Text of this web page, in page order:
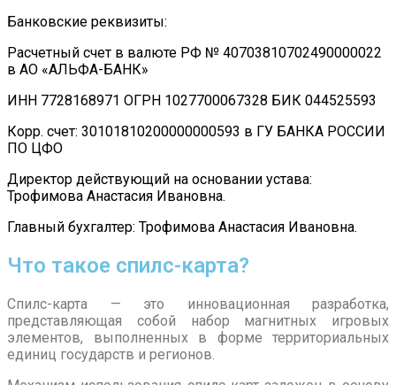
Банковские реквизиты:
Расчетный счет в валюте РФ № 40703810702490000022
в АО «АЛЬФА-БАНК»
ИНН 7728168971 ОГРН 1027700067328 БИК 044525593
Корр. счет: 30101810200000000593 в ГУ БАНКА РОССИИ
ПО ЦФО
Директор действующий на основании устава:
Трофимова Анастасия Ивановна.
Главный бухгалтер: Трофимова Анастасия Ивановна.
Что такое спилс-карта?
Спилс-карта — это инновационная разработка,
представляющая собой набор магнитных игровых
элементов, выполненных в форме территориальных
единиц государств и регионов.